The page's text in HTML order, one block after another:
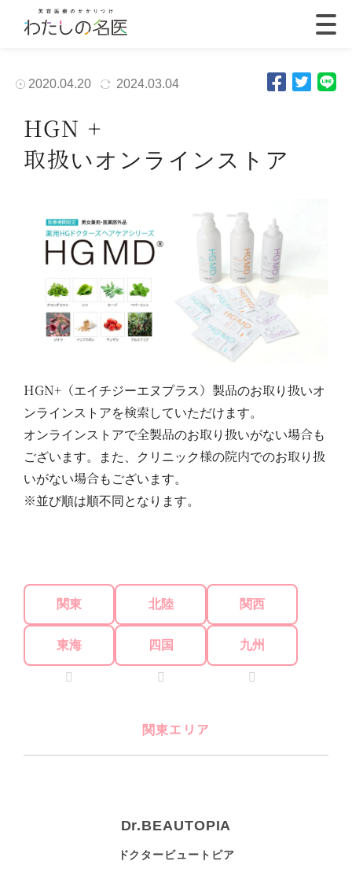
2020.04.20 2024.03.04
HGN +
取扱いオンラインストア
HGN+（エイチジーエヌプラス）製品のお取り扱いオ
ンラインストアを検索していただけます。
オンラインストアで全製品のお取り扱いがない場合も
ございます。また、クリニック様の院内でのお取り扱
いがない場合もございます。
※並び順は順不同となります。
関東 北陸 関西
東海 四国 九州
関東エリア
Dr.BEAUTOPIA
ドクタービュートピア